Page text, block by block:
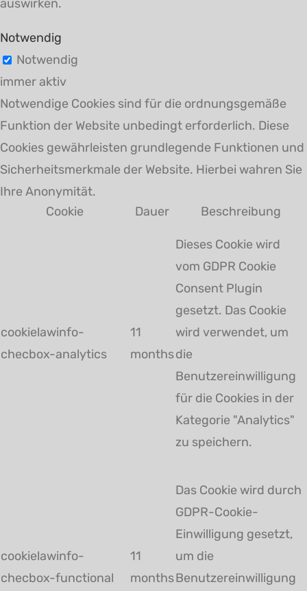
auswirken.
Notwendig
Notwendig
immer aktiv
Notwendige Cookies sind für die ordnungsgemäße
Funktion der Website unbedingt erforderlich. Diese
Cookies gewährleisten grundlegende Funktionen und
Sicherheitsmerkmale der Website. Hierbei wahren Sie
Ihre Anonymität.
Cookie
Dauer Beschreibung
cookielawinfo-
checbox-analytics
11
months
Dieses Cookie wird
vom GDPR Cookie
Consent Plugin
gesetzt. Das Cookie
wird verwendet, um
die
Benutzereinwilligung
für die Cookies in der
Kategorie "Analytics"
zu speichern.
cookielawinfo-
checbox-functional
11
months
Das Cookie wird durch
GDPR-Cookie-
Einwilligung gesetzt,
um die
Benutzereinwilligung